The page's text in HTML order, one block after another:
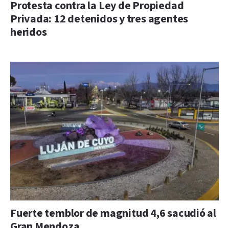
Protesta contra la Ley de Propiedad
Privada: 12 detenidos y tres agentes
heridos
Fuerte temblor de magnitud 4,6 sacudió al